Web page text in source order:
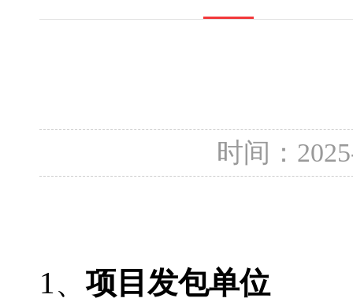
时间：
1、 项目发包单位